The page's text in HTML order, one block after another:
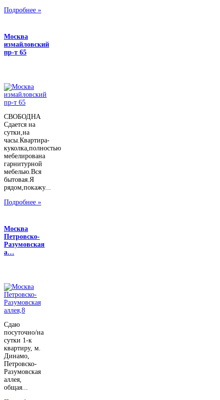
Подробнее »
Москва
измайловский
пр-т 65
СВОБОДНА
Сдается на
сутки,на
часы.Квартира-
куколка,полностью
мебелирована
гарнитурной
мебелью.Вся
бытовая.Я
рядом,покажу...
Подробнее »
Москва
Петровско-
Разумовская
а…
Сдаю
посуточно/на
сутки 1-к
квартиру, м.
Динамо,
Петровско-
Разумовская
аллея,
общая...